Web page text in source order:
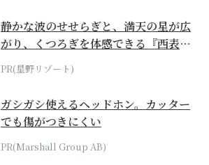
静かな波のせせらぎと、満天の星が広
がり、くつろぎを体感できる『西表島
ホテル by...
PR(星野リゾート)
ガシガシ使えるヘッドホン。カッター
でも傷がつきにくい
PR(Marshall Group AB)